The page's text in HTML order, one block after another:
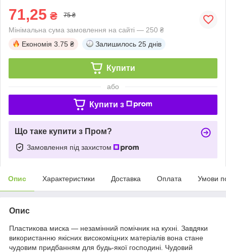
71,25 ₴ 75 ₴
Мінімальна сума замовлення на сайті — 250 ₴
Економія 3.75 ₴ Залишилось 25 днів
Купити
або
Купити з
Що таке купити з Пром?
Замовлення під захистом
Опис Характеристики Доставка Оплата Умови
Опис
Пластикова миска — незамінний помічник на кухні. Завдяки
використанню якісних високоміцних матеріалів вона стане
чудовим придбанням для будь-якої господині. Чудовий